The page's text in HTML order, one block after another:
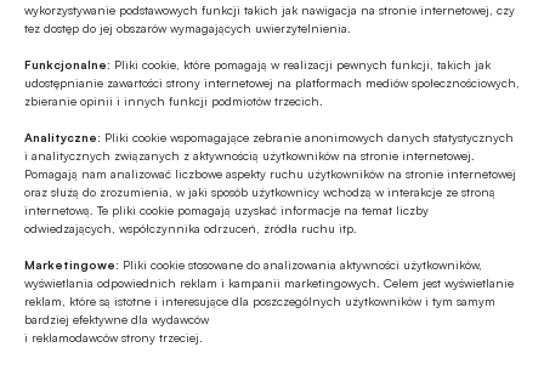
wykorzystywanie podstawowych funkcji takich jak nawigacja na stronie internetowej, czy
tez dostęp do jej obszarów wymagających uwierzytelnienia.
Funkcjonalne: Pliki cookie, które pomagają w realizacji pewnych funkcji, takich jak
udostępnianie zawartości strony internetowej na platformach mediów społecznościowych,
zbieranie opinii i innych funkcji podmiotów trzecich.
Analityczne: Pliki cookie wspomagające zebranie anonimowych danych statystycznych
i analitycznych związanych z aktywnością użytkowników na stronie internetowej.
Pomagają nam analizować liczbowe aspekty ruchu użytkowników na stronie internetowej
oraz służą do zrozumienia, w jaki sposób użytkownicy wchodzą w interakcje ze stroną
internetową. Te pliki cookie pomagają uzyskać informacje na temat liczby
odwiedzających, współczynnika odrzuceń, źródła ruchu itp.
Marketingowe: Pliki cookie stosowane do analizowania aktywności użytkowników,
wyświetlania odpowiednich reklam i kampanii marketingowych. Celem jest wyświetlanie
reklam, które są istotne i interesujące dla poszczególnych użytkowników i tym samym
bardziej efektywne dla wydawców
i reklamodawców strony trzeciej.
Udostępnij
Tagi